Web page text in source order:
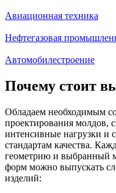
Авиационная техника
Нефтегазовая
Автомобилестроение
Почему стоит
Обладаем необходимым
проектирования молдов,
интенсивные нагрузки и
стандартам качества.
геометрию и выбранный
форм можно выпускать
изделий:​​